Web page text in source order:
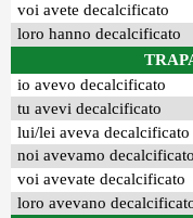
voi avete decalcificato
loro hanno decalcificato
io avevo decalcificato
tu avevi decalcificato
lui/lei aveva decalcificato
noi avevamo decalcificato
voi avevate decalcificato
loro avevano